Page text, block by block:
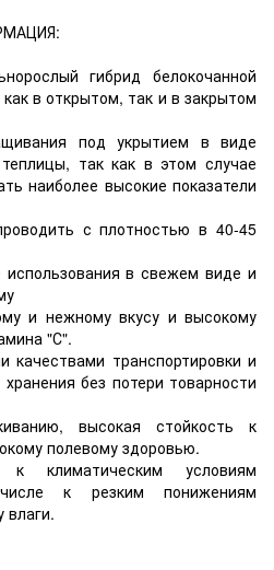
гибрид белокочанной
в открытом, так и в закрытом
под укрытием в виде
так как в этом случае
наиболее высокие показатели
с плотностью в 40-45
в свежем виде и
и нежному вкусу и высокому
"С".
качествами транспортировки и
без потери товарности
высокая стойкость к
полевому здоровью.
к климатическим условиям
к резким понижениям
влаги.